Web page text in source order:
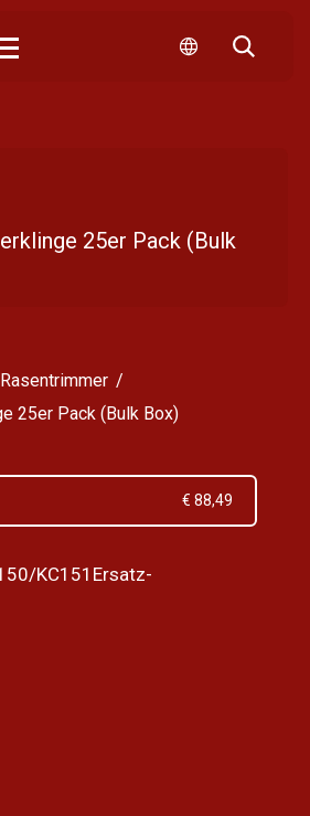
25er Pack (Bulk
25er Pack (Bulk Box)
€ 88,49
KC151Ersatz-